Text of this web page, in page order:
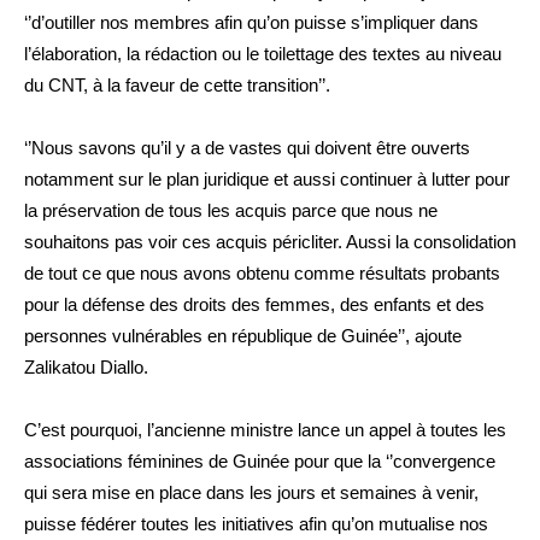
‘’d’outiller nos membres afin qu’on puisse s’impliquer dans
l’élaboration, la rédaction ou le toilettage des textes au niveau
du CNT, à la faveur de cette transition’’.
‘’Nous savons qu’il y a de vastes qui doivent être ouverts
notamment sur le plan juridique et aussi continuer à lutter pour
la préservation de tous les acquis parce que nous ne
souhaitons pas voir ces acquis péricliter. Aussi la consolidation
de tout ce que nous avons obtenu comme résultats probants
pour la défense des droits des femmes, des enfants et des
personnes vulnérables en république de Guinée’’, ajoute
Zalikatou Diallo.
C’est pourquoi, l’ancienne ministre lance un appel à toutes les
associations féminines de Guinée pour que la ‘’convergence
qui sera mise en place dans les jours et semaines à venir,
puisse fédérer toutes les initiatives afin qu’on mutualise nos